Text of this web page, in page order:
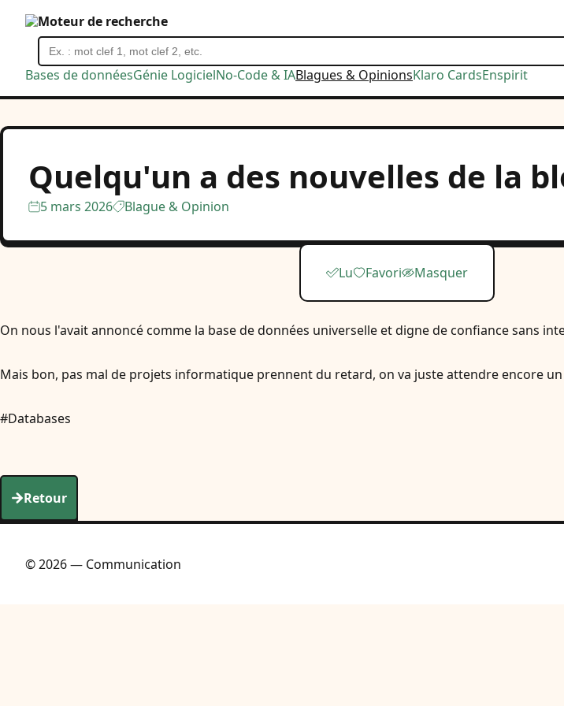
Bases de donnéesGénie LogicielNo-Code & IABlagues & OpinionsKlaro CardsEnspirit
Moteur de recherche
Quelqu'un a des nouvelles de la
5 mars 2026 Blague & Opinion
Lu Favori Masquer
On nous l'avait annoncé comme la base de données universelle et digne de confiance sans
Mais bon, pas mal de projets informatique prennent du retard, on va juste attendre encore un
#Databases
Retour
© 2026 — Communication